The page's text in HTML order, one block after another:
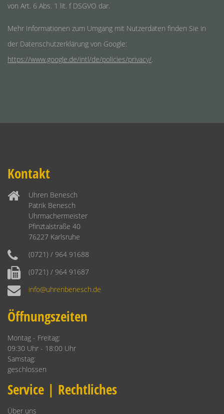
von Art. 6 Abs. 1 lit. f DSGVO dar.
Mehr Informationen zum Umgang mit Nutzerdaten finden Sie in
der Datenschutzerklärung von Google:
https://www.google.de/intl/de/policies/privacy/
Kontakt
Uhren Benesch
Patrik Benesch
Uhrmachermeister
Pfinztalstraße 40
76227 Karlsruhe
(0721) / 964 91688
(0721) / 964 91687
info@uhrenbenesch.de
Öffnungszeiten
Montag - Freitag:
09:30 Uhr - 18:00 Uhr
Samstag:
geschlossen
Service | Rechtliches
Über uns